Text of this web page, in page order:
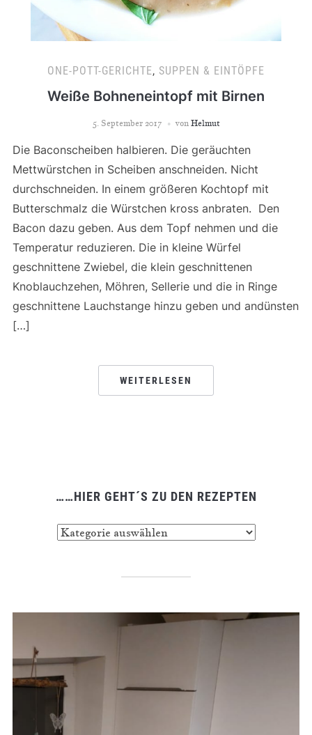
……HIER GEHT´S ZU DEN REZEPTEN
ONE-POTT-GERICHTE, SUPPEN & EINTÖPFE
Weiße Bohneneintopf mit Birnen
5. September 2017 von Helmut
Die Baconscheiben halbieren. Die geräuchten
Mettwürstchen in Scheiben anschneiden. Nicht
durchschneiden. In einem größeren Kochtopf mit
Butterschmalz die Würstchen kross anbraten. Den
Bacon dazu geben. Aus dem Topf nehmen und die
Temperatur reduzieren. Die in kleine Würfel
geschnittene Zwiebel, die klein geschnittenen
Knoblauchzehen, Möhren, Sellerie und die in Ringe
geschnittene Lauchstange hinzu geben und andünsten
[…]
WEITERLESEN